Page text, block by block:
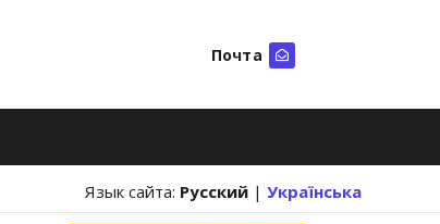
Почта
Язык сайта: Русский | Українська